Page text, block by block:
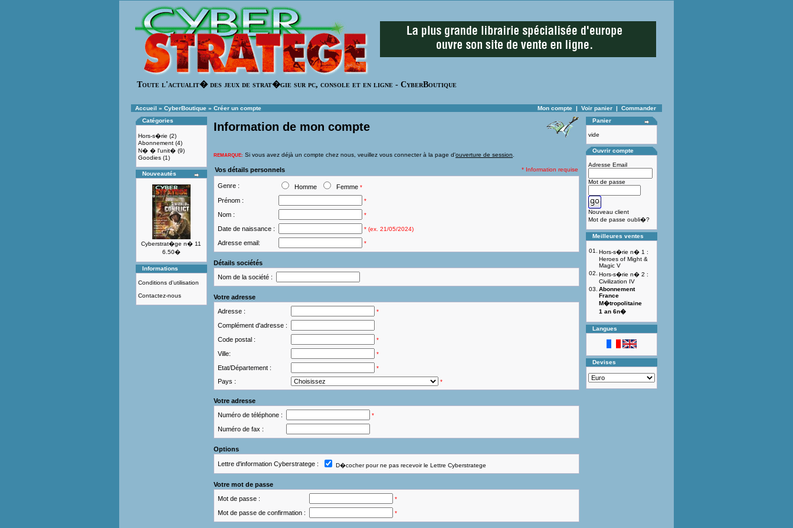
Toute l'actualit� des jeux de strat�gie sur pc, console et en ligne - CyberBoutique
Accueil » CyberBoutique» Créer un compte Mon compte| Voir panier| Commander
Catégories
Hors-s�rie (2)
Abonnement(4)
N� � l'unit�(9)
Goodies(1)
Nouveautés
Cyberstrat�ge n� 11
6.50�
Informations
Conditions d'utilisation
Contactez-nous
Information de mon compte
REMARQUE: Si vous avez déjà un compte chez nous, veuillez vous connecter à la page d'ouverture de session
Vos détails personnels * Information requise
Genre : Homme Femme *
Prénom : *
Nom : *
Date de naissance : * (ex. 21/05/2024)
Adresse email: *
Détails sociétés
Nom de la société :
Votre adresse
Adresse :
*
Complément d'adresse :
Code postal :
*
Ville: *
Etat/Département : *
Pays : *
Votre adresse
Numéro de téléphone :
*
Numéro de fax :
Options
Lettre d'information Cyberstratege : D�cocher pour ne pas recevoir le Lettre Cyberstratege
Votre mot de passe
Mot de passe :
*
Mot de passe de confirmation : *
Panier
vide
Ouvrir compte
Adresse Email
Mot de passe
Nouveau client
Mot de passe oubli�?
Meilleures ventes
01.
Hors-s�rie n� 1 :
Heroes of Might &
Magic V
02. Hors-s�rie n� 2 :
Civilization IV
03. Abonnement
France
M�tropolitaine
1 an 6n�
Langues
Devises